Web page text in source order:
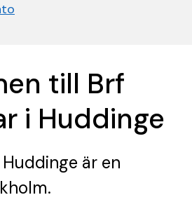
till Brf
i Huddinge
är en